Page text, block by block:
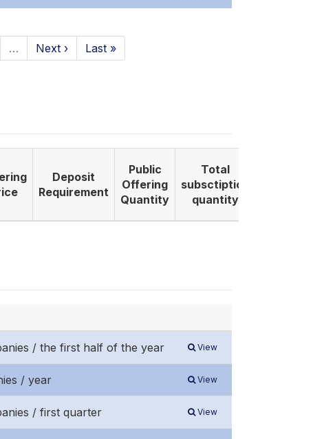
… Next › Last »
Deposit
Requirement
Public
Offering
Quantity
Total
subsctiption
quantity
/ the first half of the year View
/ year View
/ first quarter View